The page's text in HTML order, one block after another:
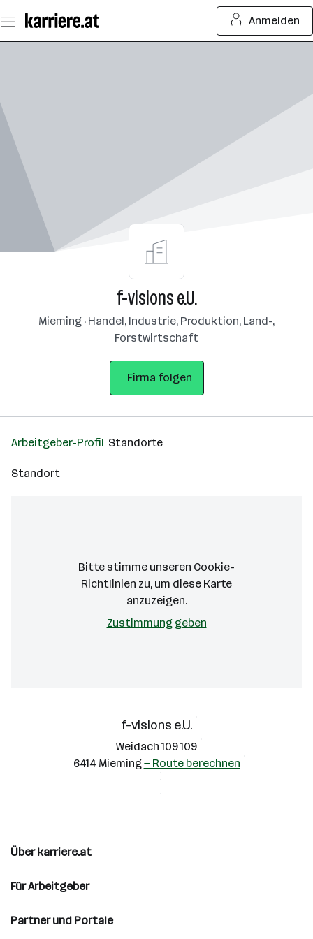
Seiteninhalt
springen
Anmelden
f-visions e.U.
Mieming · Handel, Industrie, Produktion, Land-,
Forstwirtschaft
Firma folgen
Arbeitgeber-Profil Standorte
Standort
Bitte stimme unseren Cookie-
Richtlinien zu, um diese Karte
anzuzeigen.
Zustimmung geben
f-visions e.U.
Weidach 109 109
6414 Mieming— Route berechnen
Über karriere.at
Für Arbeitgeber
Partner und Portale